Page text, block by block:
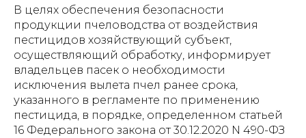
В целях обеспечения безопасности
продукции пчеловодства от воздействия
пестицидов хозяйствующий субъект,
осуществляющий обработку, информирует
владельцев пасек о необходимости
исключения вылета пчел ранее срока,
указанного в регламенте по применению
пестицида, в порядке, определенном статьей
16 Федерального закона от 30.12.2020 N 490-ФЗ